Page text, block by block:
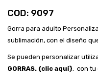
COD: 9097
Gorra para adulto
sublimación, con el diseño
Se pueden personalizar
GORRAS. {clic aquí}. con tu